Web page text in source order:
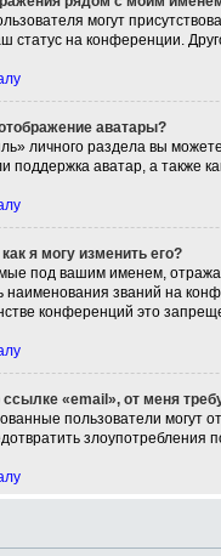
могут
статус на конференции.
аватары?
личного раздела вы
поддержка аватар, а также
я могу изменить его?
под вашим именем,
званий на
конференций это
«email», от меня
пользователи